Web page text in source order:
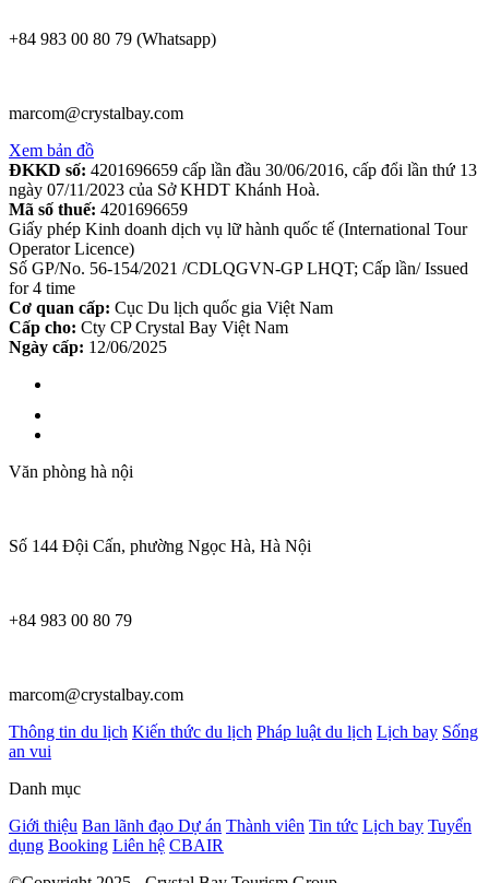
+84 983 00 80 79 (Whatsapp)
marcom@crystalbay.com
Xem bản đồ
ĐKKD số: 4201696659 cấp lần đầu 30/06/2016, cấp đổi lần thứ 13
ngày 07/11/2023 của Sở KHDT Khánh Hoà.
Mã số thuế: 4201696659
Giấy phép Kinh doanh dịch vụ lữ hành quốc tế (International Tour
Operator Licence)
Số GP/No. 56-154/2021 /CDLQGVN-GP LHQT; Cấp lần/ Issued
for 4 time
Cơ quan cấp: Cục Du lịch quốc gia Việt Nam
Cấp cho: Cty CP Crystal Bay Việt Nam
Ngày cấp: 12/06/2025
Văn phòng hà nội
Số 144 Đội Cấn, phường Ngọc Hà, Hà Nội
+84 983 00 80 79
marcom@crystalbay.com
Thông tin du lịch Kiến thức du lịch Pháp luật du lịch Lịch bay Sống
an vui
Danh mục
Giới thiệu Ban lãnh đạo Dự án Thành viên Tin tức Lịch bay Tuyển
dụng Booking Liên hệ CBAIR